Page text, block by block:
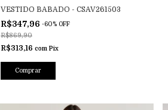
VESTIDO BABADO - CSAV261503
R$347,96 -60% OFF
R$869,90
R$313,16 com Pix
Comprar